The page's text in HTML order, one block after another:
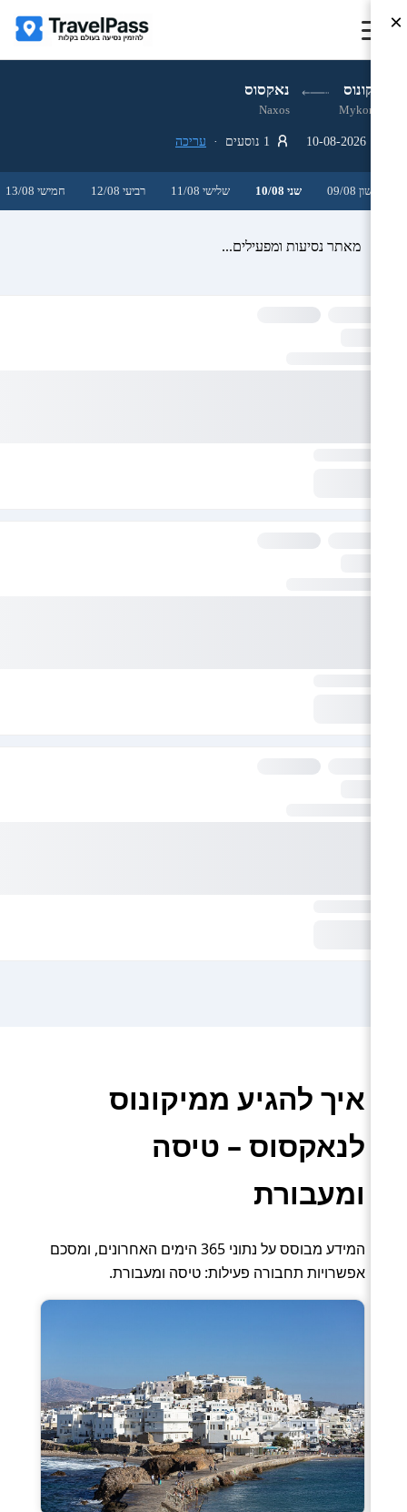
מיקונוס נאקסוס
Mykonos
Naxos
עריכה
ראשון 09/08 שני 10/08 שלישי 11/08 רביעי 12/08 חמישי 13/08
מאתר נסיעות ומפעילים...
איך להגיע ממיקונוס
לנאקסוס – טיסה
ומעבורת
המידע מבוסס על נתוני 365 הימים האחרונים, ומסכם
אפשרויות תחבורה פעילות: טיסה ומעבורת.
×